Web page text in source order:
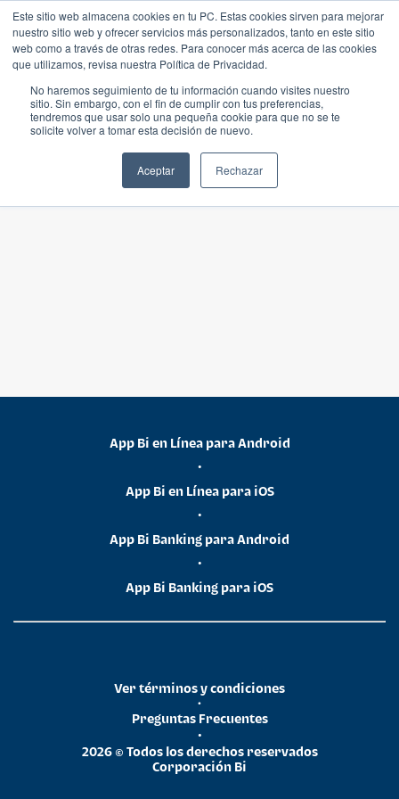
Este sitio web almacena cookies en tu PC. Estas cookies sirven para mejorar
nuestro sitio web y ofrecer servicios más personalizados, tanto en este sitio
web como a través de otras redes. Para conocer más acerca de las cookies
que utilizamos, revisa nuestra Política de Privacidad.
No haremos seguimiento de tu información cuando visites nuestro
sitio. Sin embargo, con el fin de cumplir con tus preferencias,
tendremos que usar solo una pequeña cookie para que no se te
solicite volver a tomar esta decisión de nuevo.
Aceptar Rechazar
App Bi en Línea para Android
•
App Bi en Línea para iOS
•
App Bi Banking para Android
•
App Bi Banking para iOS
2026 © Todos los derechos reservados
Corporación Bi
•
Preguntas Frecuentes
•
Ver términos y condiciones